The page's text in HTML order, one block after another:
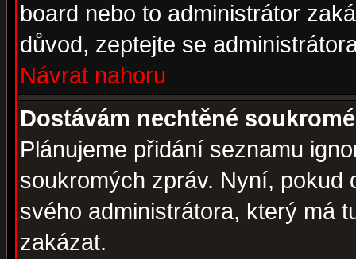
board nebo to administrátor
důvod, zeptejte se
Návrat nahoru
Dostávám nechtěné
Plánujeme přidání seznamu
soukromých zpráv. Nyní, pokud
svého administrátora, který má
zakázat.